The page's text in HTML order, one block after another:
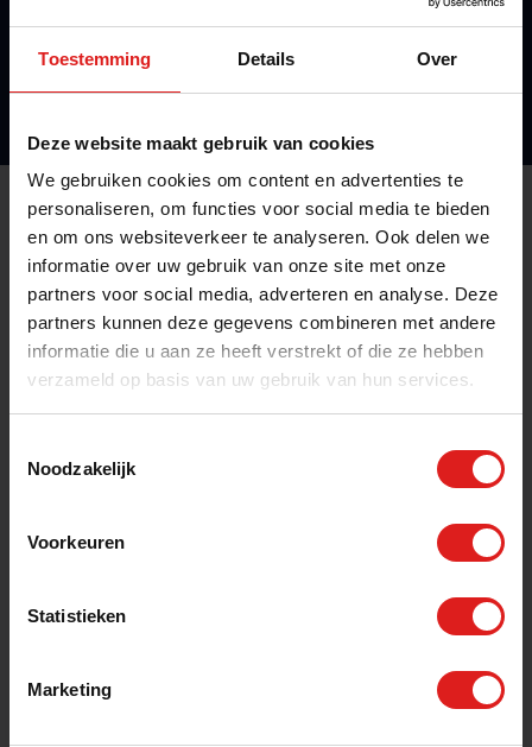
Toestemming Details Over
Deze website maakt gebruik van cookies
We gebruiken cookies om content en advertenties te
personaliseren, om functies voor social media te bieden
en om ons websiteverkeer te analyseren. Ook delen we
informatie over uw gebruik van onze site met onze
partners voor social media, adverteren en analyse. Deze
partners kunnen deze gegevens combineren met andere
informatie die u aan ze heeft verstrekt of die ze hebben
verzameld op basis van uw gebruik van hun services.
Noodzakelijk
Voorkeuren
Statistieken
Marketing
Engineering
Wil jij ook werken via Flextra?
Wij vinden het langdurig vakwerk dat bij jou past én
bij jou in de buurt is.